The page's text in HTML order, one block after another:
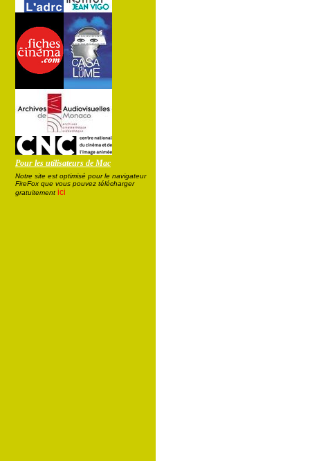
Pour les utilisateurs de Mac
Notre site est optimisé pour le navigateur
FireFox que vous pouvez télécharger
gratuitement ici